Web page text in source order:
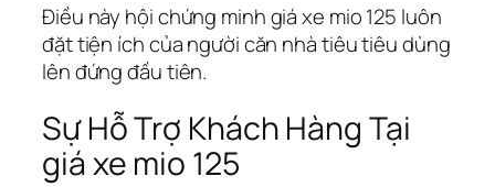
Điều này hội chứng minh giá xe mio 125 luôn
đặt tiện ích của người căn nhà tiêu tiêu dùng
lên đứng đầu tiên.
Sự Hỗ Trợ Khách Hàng Tại
giá xe mio 125